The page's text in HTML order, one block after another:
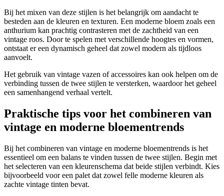
Bij het mixen van deze stijlen is het belangrijk om aandacht te
besteden aan de kleuren en texturen. Een moderne bloem zoals een
anthurium kan prachtig contrasteren met de zachtheid van een
vintage roos. Door te spelen met verschillende hoogtes en vormen,
ontstaat er een dynamisch geheel dat zowel modern als tijdloos
aanvoelt.
Het gebruik van vintage vazen of accessoires kan ook helpen om de
verbinding tussen de twee stijlen te versterken, waardoor het geheel
een samenhangend verhaal vertelt.
Praktische tips voor het combineren van
vintage en moderne bloementrends
Bij het combineren van vintage en moderne bloementrends is het
essentieel om een balans te vinden tussen de twee stijlen. Begin met
het selecteren van een kleurenschema dat beide stijlen verbindt. Kies
bijvoorbeeld voor een palet dat zowel felle moderne kleuren als
zachte vintage tinten bevat.